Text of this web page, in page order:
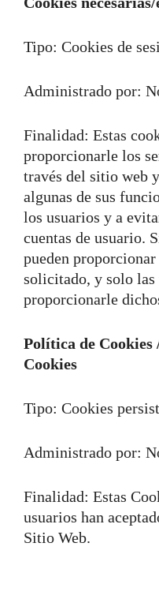
Tipo: Cookies de
Administrado por:
Finalidad: Estas
proporcionarle los
través del sitio web
algunas de sus
los usuarios y a
cuentas de usuario.
pueden
solicitado, y solo
proporcionarle
Política de Cookies
Cookies
Tipo: Cookies
Administrado por:
Finalidad: Estas
usuarios han
Sitio Web.